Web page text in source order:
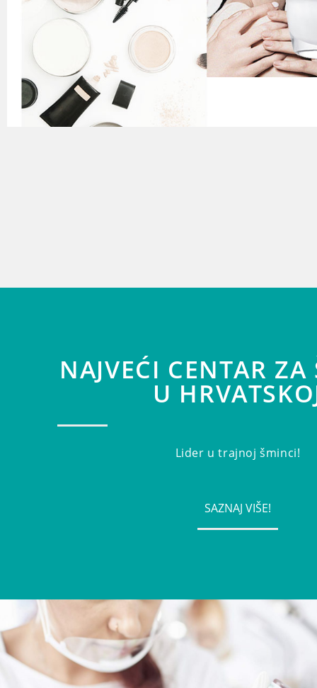
NAJVEĆI CENTAR
U
Lider u trajnoj šminci!
SAZNAJ VIŠE!